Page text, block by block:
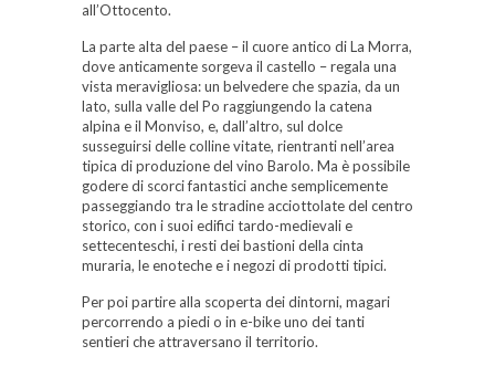
all’Ottocento.
La parte alta del paese – il cuore antico di La Morra,
dove anticamente sorgeva il castello – regala una
vista meravigliosa: un belvedere che spazia, da un
lato, sulla valle del Po raggiungendo la catena
alpina e il Monviso, e, dall’altro, sul dolce
susseguirsi delle colline vitate, rientranti nell’area
tipica di produzione del vino Barolo. Ma è possibile
godere di scorci fantastici anche semplicemente
passeggiando tra le stradine acciottolate del centro
storico, con i suoi edifici tardo-medievali e
settecenteschi, i resti dei bastioni della cinta
muraria, le enoteche e i negozi di prodotti tipici.
Per poi partire alla scoperta dei dintorni, magari
percorrendo a piedi o in e-bike uno dei tanti
sentieri che attraversano il territorio.